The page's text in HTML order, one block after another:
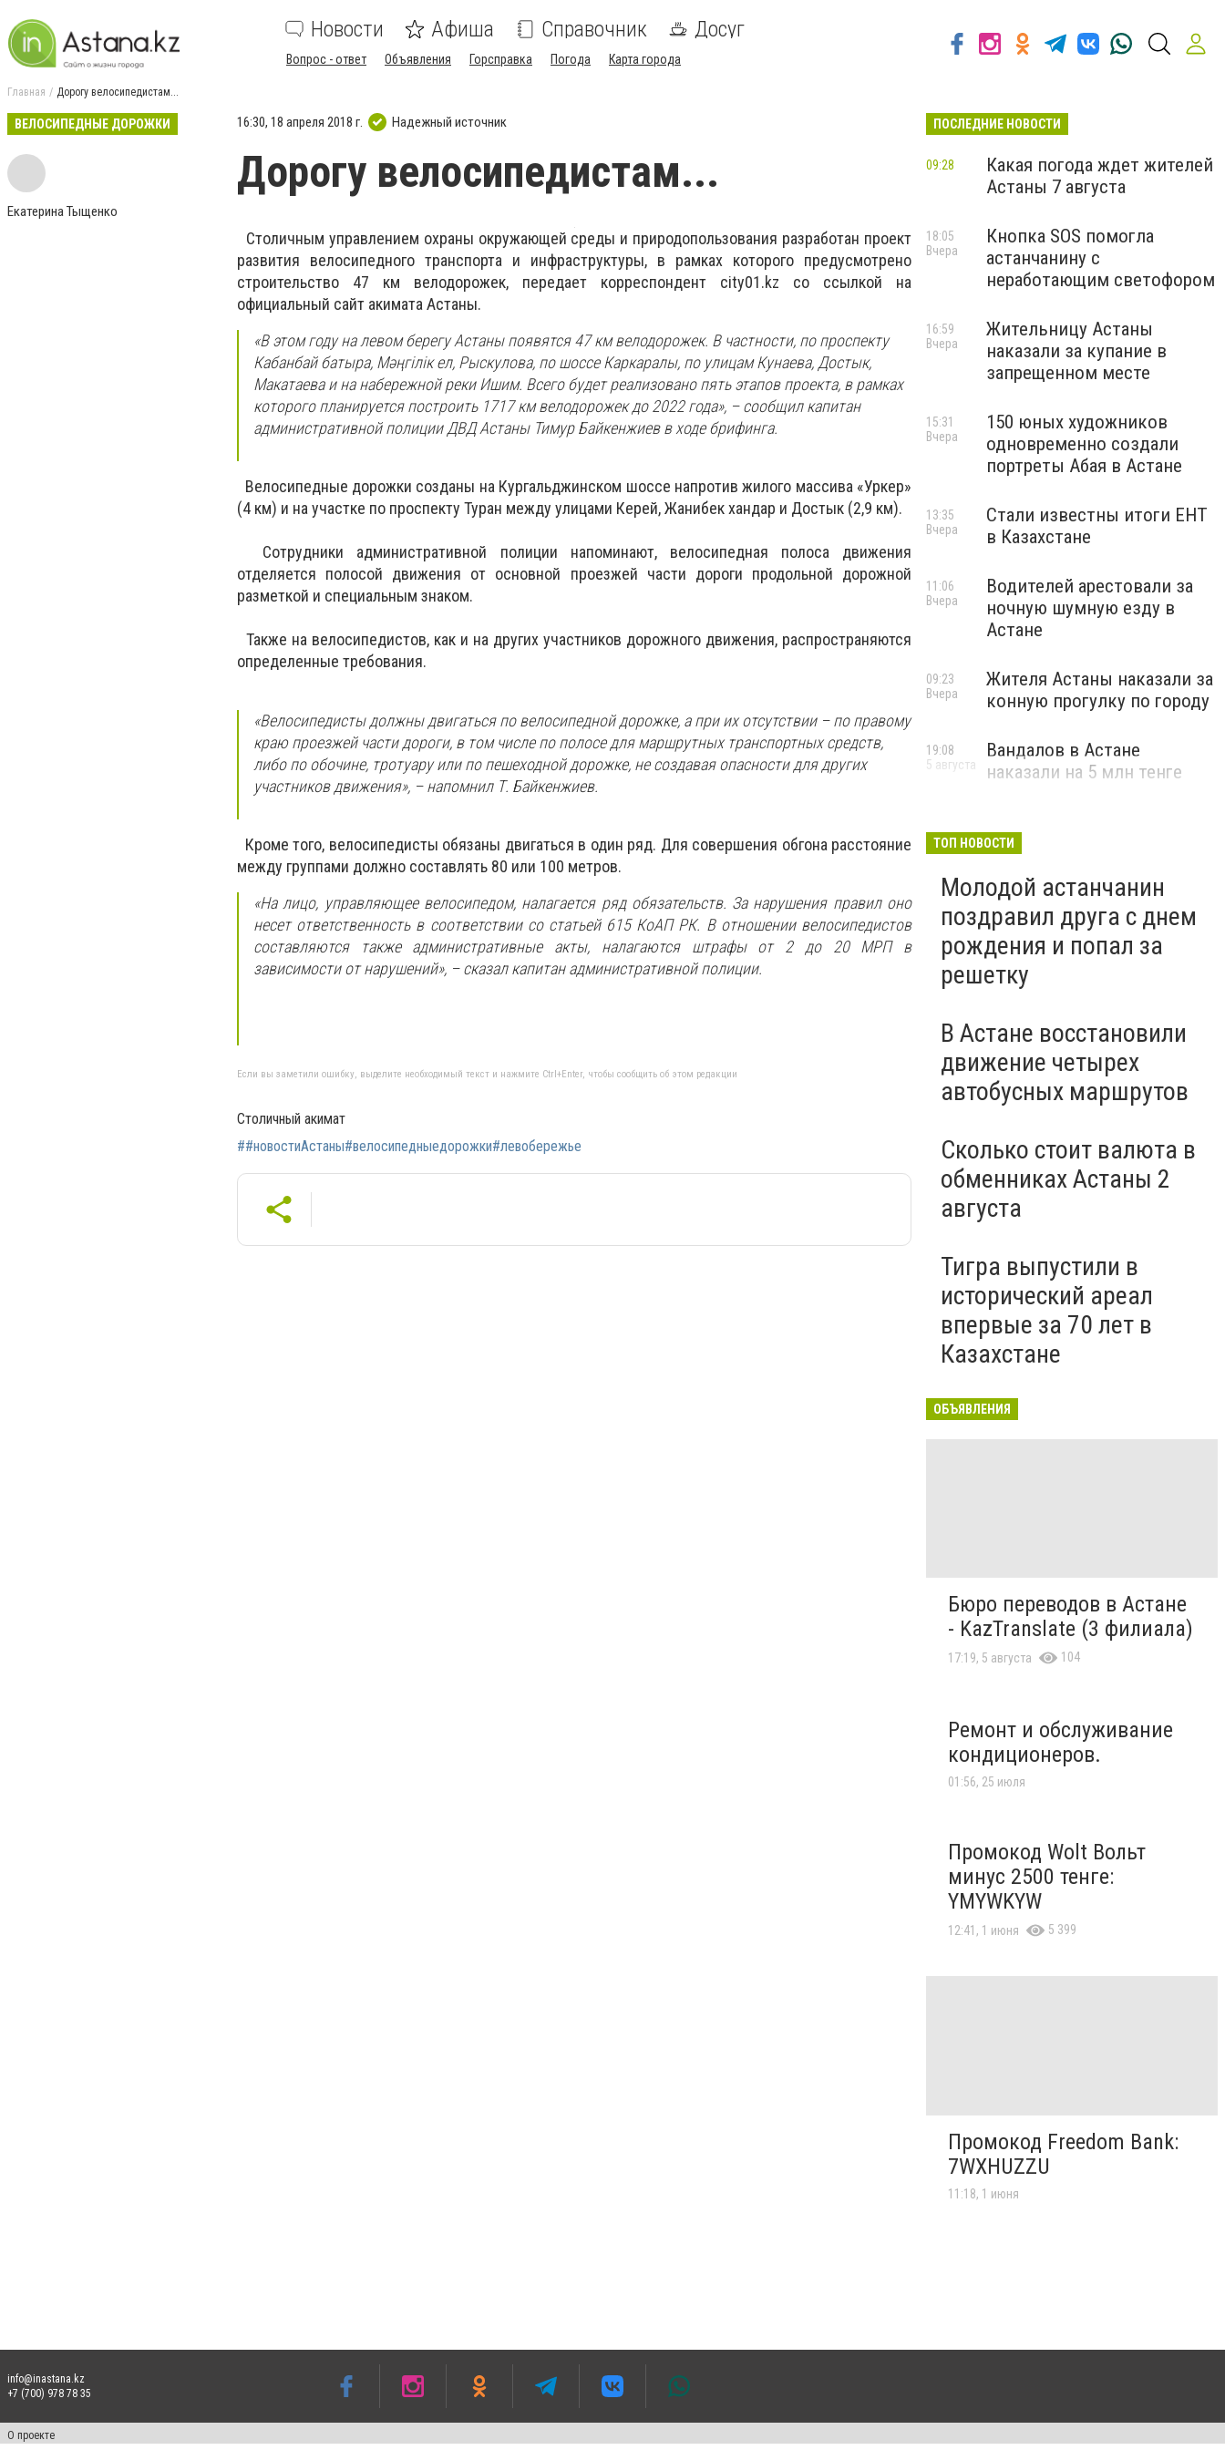
Новости Афиша Справочник Досуг
Вопрос - ответ Объявления Горсправка Погода Карта города
Главная Дорогу велосипедистам...
ВЕЛОСИПЕДНЫЕ ДОРОЖКИ
Екатерина Тыщенко
16:30, 18 апреля 2018 г. Надежный источник
Дорогу велосипедистам...
Столичным управлением охраны окружающей среды и природопользования разработан проект
развития велосипедного транспорта и инфраструктуры, в рамках которого предусмотрено
строительство 47 км велодорожек, передает корреспондент city01.kz со ссылкой на
официальный сайт акимата Астаны.
«В этом году на левом берегу Астаны появятся 47 км велодорожек. В частности, по проспекту
Кабанбай батыра, Мәңгілік ел, Рыскулова, по шоссе Каркаралы, по улицам Кунаева, Достык,
Макатаева и на набережной реки Ишим. Всего будет реализовано пять этапов проекта, в рамках
которого планируется построить 1717 км велодорожек до 2022 года», – сообщил капитан
административной полиции ДВД Астаны Тимур Байкенжиев в ходе брифинга.
Велосипедные дорожки созданы на Кургальджинском шоссе напротив жилого массива «Уркер»
(4 км) и на участке по проспекту Туран между улицами Керей, Жанибек хандар и Достык (2,9 км).
Сотрудники административной полиции напоминают, велосипедная полоса движения
отделяется полосой движения от основной проезжей части дороги продольной дорожной
разметкой и специальным знаком.
Также на велосипедистов, как и на других участников дорожного движения, распространяются
определенные требования.
«Велосипедисты должны двигаться по велосипедной дорожке, а при их отсутствии – по правому
краю проезжей части дороги, в том числе по полосе для маршрутных транспортных средств,
либо по обочине, тротуару или по пешеходной дорожке, не создавая опасности для других
участников движения», – напомнил Т. Байкенжиев.
Кроме того, велосипедисты обязаны двигаться в один ряд. Для совершения обгона расстояние
между группами должно составлять 80 или 100 метров.
«На лицо, управляющее велосипедом, налагается ряд обязательств. За нарушения правил оно
несет ответственность в соответствии со статьей 615 КоАП РК. В отношении велосипедистов
составляются также административные акты, налагаются штрафы от 2 до 20 МРП в
зависимости от нарушений», – сказал капитан административной полиции.
Если вы заметили ошибку, выделите необходимый текст и нажмите Ctrl+Enter, чтобы сообщить об этом редакции
Столичный акимат
##новостиАстаны#велосипедныедорожки#левобережье
ПОСЛЕДНИЕ НОВОСТИ
Какая погода ждет жителей
Астаны 7 августа
09:28
Кнопка SOS помогла
астанчанину с
неработающим светофором
18:05
Вчера
Жительницу Астаны
наказали за купание в
запрещенном месте
16:59
Вчера
150 юных художников
одновременно создали
портреты Абая в Астане
15:31
Вчера
Стали известны итоги ЕНТ
в Казахстане
13:35
Вчера
Водителей арестовали за
ночную шумную езду в
Астане
11:06
Вчера
Жителя Астаны наказали за
конную прогулку по городу
09:23
Вчера
Вандалов в Астане
наказали на 5 млн тенге
19:08
5 августа
ТОП НОВОСТИ
Молодой астанчанин
поздравил друга с днем
рождения и попал за
решетку
В Астане восстановили
движение четырех
автобусных маршрутов
Сколько стоит валюта в
обменниках Астаны 2
августа
Тигра выпустили в
исторический ареал
впервые за 70 лет в
Казахстане
ОБЪЯВЛЕНИЯ
Бюро переводов в Астане
- KazTranslate (3 филиала)
17:19, 5 августа 104
Ремонт и обслуживание
кондиционеров.
01:56, 25 июля
Промокод Wolt Вольт
минус 2500 тенге:
YMYWKYW
12:41, 1 июня 5 399
Промокод Freedom Bank:
7WXHUZZU
11:18, 1 июня
info@inastana.kz
+7 (700) 978 78 35
О проекте